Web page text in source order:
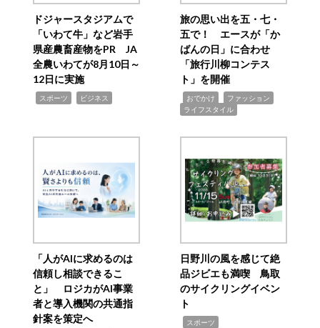
ドジャースタジアムで
「いわて牛」など岩手
県産農畜産物をPR JA
全農いわてが8月10日～
12日に実施
スポーツ ビジネス
旅の思い出を五・七・
五で！ エースが「か
ばんの日」に合わせ
「旅行川柳コンテス
ト」を開催
おでかけ ファッション
ライフスタイル
「人がAIに求めるのは
信頼し相談できるこ
と」 ロジカがAI事業
者と導入機関の共通指
針案を策定へ
日野川の風を感じて絶
品ジビエも満喫 鳥取
のサイクリングイベン
ト
スポーツ